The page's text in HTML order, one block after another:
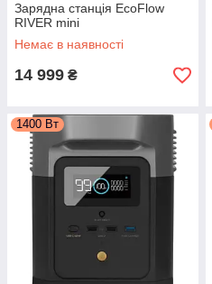
Зарядна станція EcoFlow
RIVER mini
Немає в наявності
14 999 ₴
1400 Вт